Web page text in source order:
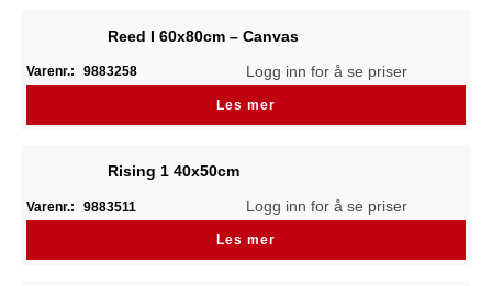
Reed I 60x80cm – Canvas
Varenr.: 9883258 Logg inn for å se priser
Les mer
Rising 1 40x50cm
Varenr.: 9883511 Logg inn for å se priser
Les mer